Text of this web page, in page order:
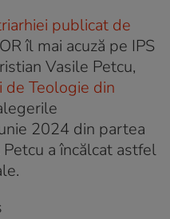
publicat de
îl mai acuză pe IPS
Vasile Petcu,
de Teologie din
2024 din partea
a încălcat astfel